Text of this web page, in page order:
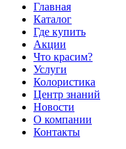
Главная
Каталог
Где купить
Акции
Что красим?
Услуги
Колористика
Центр знаний
Новости
О компании
Контакты